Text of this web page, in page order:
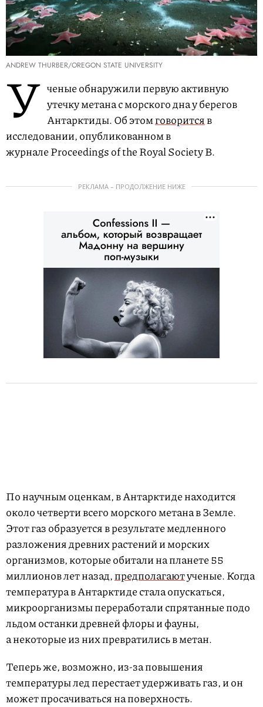
ANDREW THURBER/OREGON STATE UNIVERSITY
У ченые обнаружили первую активную
утечку метана с морского дна у берегов
Антарктиды. Об этомговоритсяв
исследовании, опубликованном в
журнале Proceedings of the Royal Society B.
РЕКЛАМА – ПРОДОЛЖЕНИЕ НИЖЕ
По научным оценкам, в Антарктиде находится
около четверти всего морского метана в Земле.
Этот газ образуется в результате медленного
разложения древних растений и морских
организмов, которые обитали на планете 55
миллионов лет назад,предполагаютученые. Когда
температура в Антарктиде стала опускаться,
микроорганизмы переработали спрятанные подо
льдом останки древней флоры и фауны,
а некоторые из них превратились в метан.
Теперь же, возможно, из-за повышения
температуры лед перестает удерживать газ, и он
может просачиваться на поверхность.